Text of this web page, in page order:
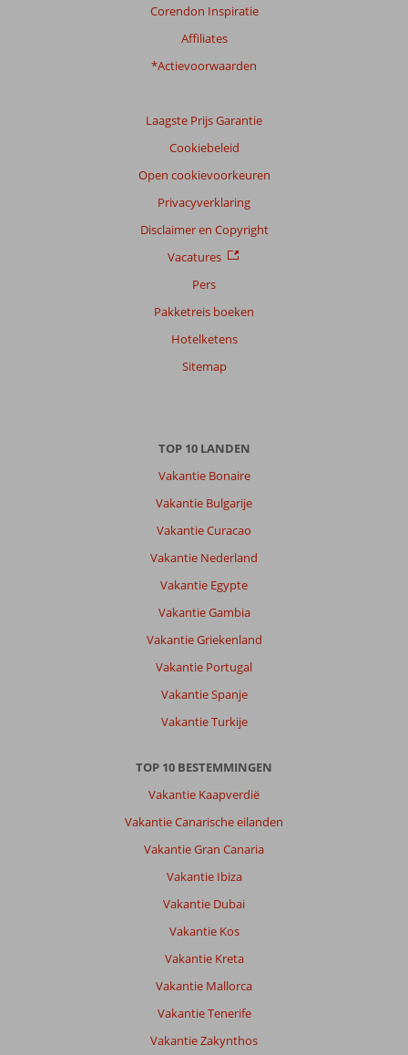
Corendon Inspiratie
Affiliates
*Actievoorwaarden
Laagste Prijs Garantie
Cookiebeleid
Open cookievoorkeuren
Privacyverklaring
Disclaimer en Copyright
Vacatures
Pers
Pakketreis boeken
Hotelketens
Sitemap
TOP 10 LANDEN
Vakantie Bonaire
Vakantie Bulgarije
Vakantie Curacao
Vakantie Nederland
Vakantie Egypte
Vakantie Gambia
Vakantie Griekenland
Vakantie Portugal
Vakantie Spanje
Vakantie Turkije
TOP 10 BESTEMMINGEN
Vakantie Kaapverdië
Vakantie Canarische eilanden
Vakantie Gran Canaria
Vakantie Ibiza
Vakantie Dubai
Vakantie Kos
Vakantie Kreta
Vakantie Mallorca
Vakantie Tenerife
Vakantie Zakynthos